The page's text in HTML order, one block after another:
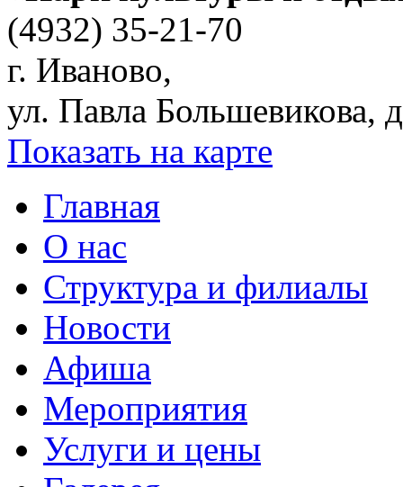
(4932) 35-21-70
г. Иваново,
ул. Павла Большевикова,
Показать на карте
Главная
О нас
Структура и филиалы
Новости
Афиша
Мероприятия
Услуги и цены